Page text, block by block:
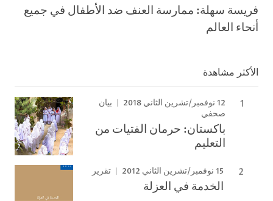
فريسة سهلة: ممارسة العنف ضد الأطفال في جميع
أنحاء العالم
الأكثر مشاهدة
12 نوفمبر/تشرين الثاني 2018
بيان
صحفي
باكستان: حرمان الفتيات من
التعليم
15 نوفمبر/تشرين الثاني 2012 تقرير
الخدمة في العزلة